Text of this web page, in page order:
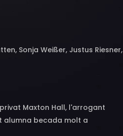
Sonja Weißer, Justus Riesner,
Govinda Cholleti, Julia-Maria
Maxton Hall, l'arrogant
alumna becada molt a
que saltin espurnes